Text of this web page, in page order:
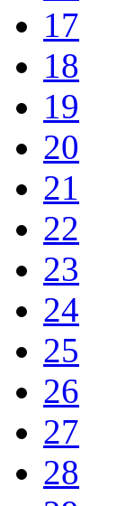
17
18
19
20
21
22
23
24
25
26
27
28